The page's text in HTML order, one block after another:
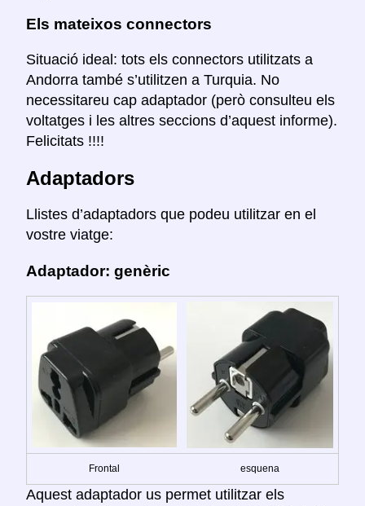
Els mateixos connectors
Situació ideal: tots els connectors utilitzats a
Andorra també s’utilitzen a Turquia. No
necessitareu cap adaptador (però consulteu els
voltatges i les altres seccions d’aquest informe).
Felicitats !!!!
Adaptadors
Llistes d’adaptadors que podeu utilitzar en el
vostre viatge:
Adaptador: genèric
Frontal esquena
Aquest adaptador us permet utilitzar els